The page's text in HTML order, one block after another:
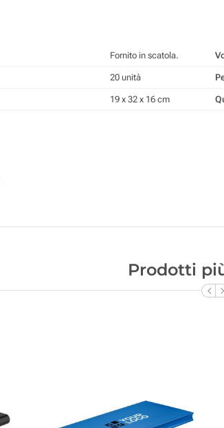
Fornito in scatola.
20 unità
19 x 32 x 16 cm
Prodotti